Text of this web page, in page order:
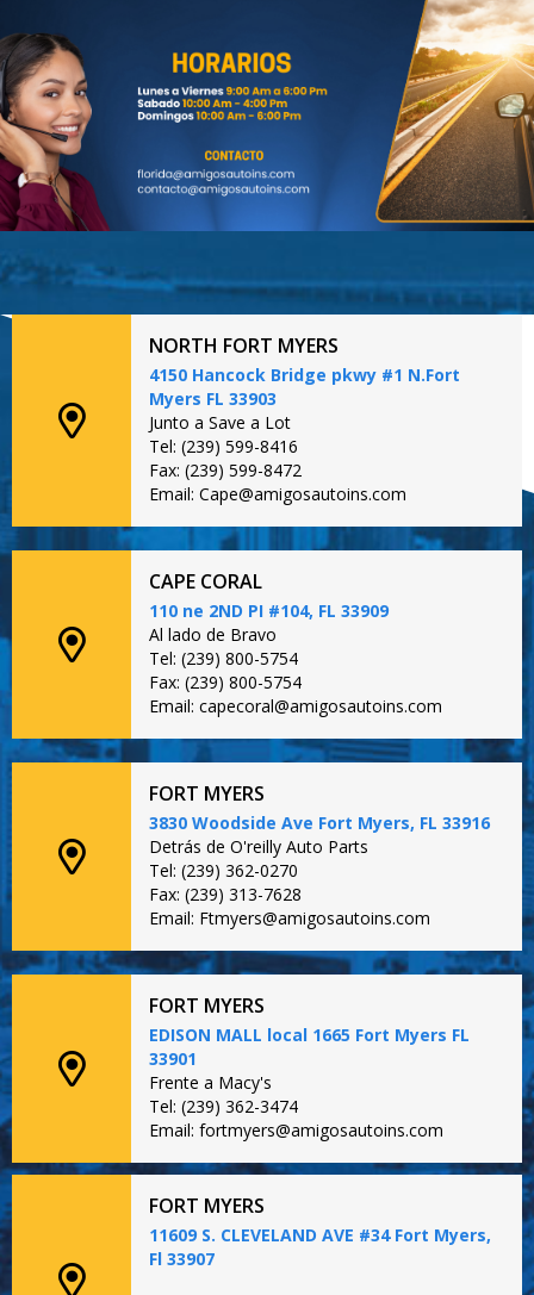
NORTH FORT MYERS
4150 Hancock Bridge pkwy #1 N.Fort
Myers FL 33903
Junto a Save a Lot
Tel: (239) 599-8416
Fax: (239) 599-8472
Email: Cape@amigosautoins.com
CAPE CORAL
110 ne 2ND PI #104, FL 33909
Al lado de Bravo
Tel: (239) 800-5754
Fax: (239) 800-5754
Email: capecoral@amigosautoins.com
FORT MYERS
3830 Woodside Ave Fort Myers, FL 33916
Detrás de O'reilly Auto Parts
Tel: (239) 362-0270
Fax: (239) 313-7628
Email: Ftmyers@amigosautoins.com
FORT MYERS
EDISON MALL local 1665 Fort Myers FL
33901
Frente a Macy's
Tel: (239) 362-3474
Email: fortmyers@amigosautoins.com
FORT MYERS
11609 S. CLEVELAND AVE #34 Fort Myers,
Fl 33907